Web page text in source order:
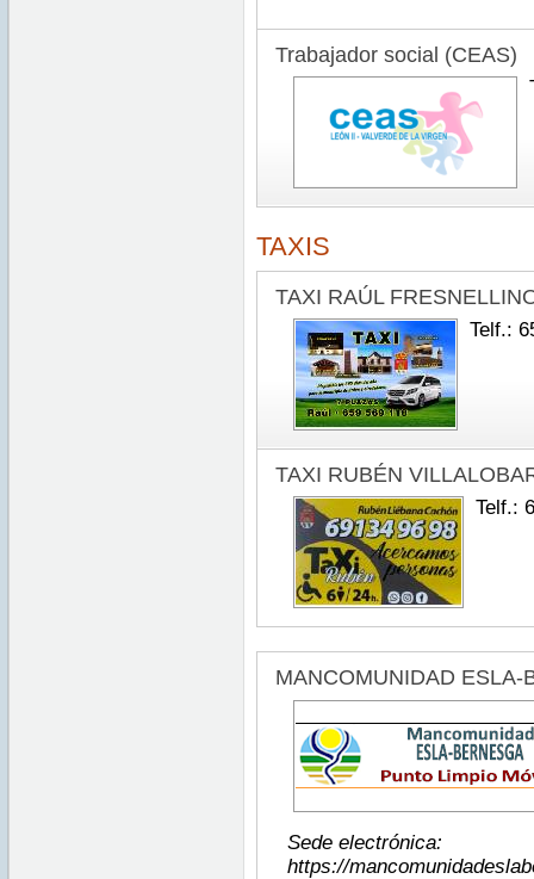
Trabajador social (CEAS)
TAXIS
TAXI RAÚL
Telf.:
TAXI RUBÉN
Telf.:
MANCOMUNIDAD ESLA-
Sede electrónica:
https://